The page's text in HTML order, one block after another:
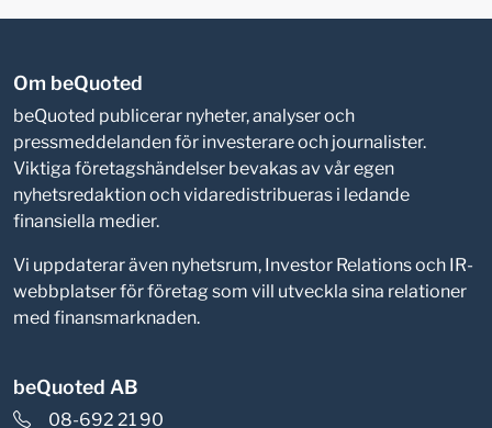
Om beQuoted
beQuoted publicerar nyheter, analyser och
pressmeddelanden för investerare och journalister.
Viktiga företagshändelser bevakas av vår egen
nyhetsredaktion och vidaredistribueras i ledande
finansiella medier.
Vi uppdaterar även nyhetsrum, Investor Relations och IR-
webbplatser för företag som vill utveckla sina relationer
med finansmarknaden.
beQuoted AB
08-692 21 90